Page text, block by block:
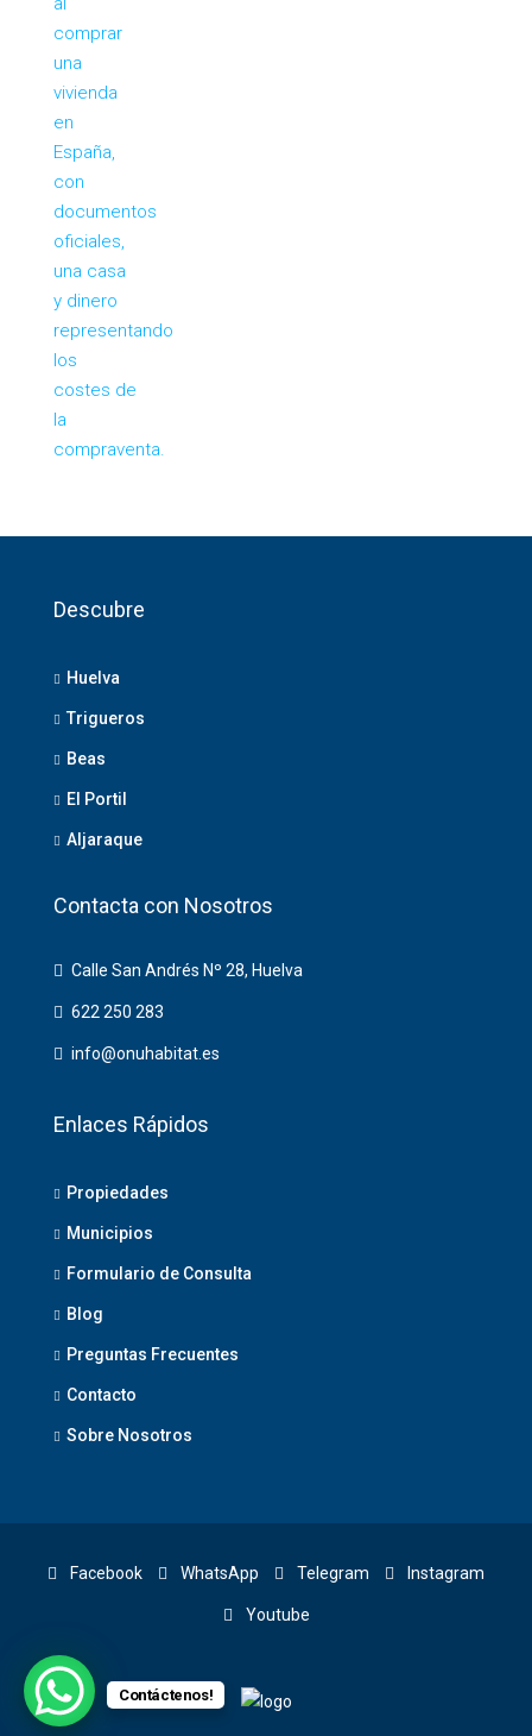
Descubre
Huelva
Trigueros
Beas
El Portil
Aljaraque
Contacta con Nosotros
Calle San Andrés Nº 28, Huelva
622 250 283
info@onuhabitat.es
Enlaces Rápidos
Propiedades
Municipios
Formulario de Consulta
Blog
Preguntas Frecuentes
Contacto
Sobre Nosotros
Facebook WhatsApp Telegram Instagram
Youtube
Contáctenos!